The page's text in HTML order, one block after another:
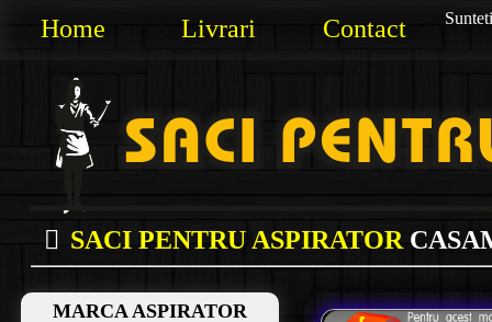
Home Livrari Contact
SACI PENTRU ASPIRATOR
MARCA ASPIRATOR